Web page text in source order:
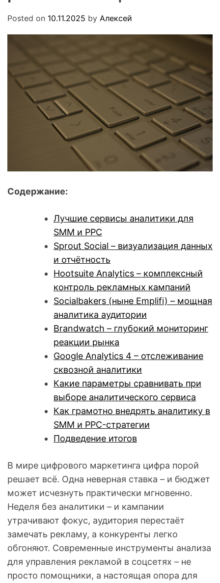
Posted on 10.11.2025 by Алексей
Содержание:
Лучшие сервисы аналитики для
SMM и PPC
Sprout Social – визуализация данных
и отчётность
Hootsuite Analytics – комплексный
контроль рекламных кампаний
Socialbakers (ныне Emplifi) – мощная
аналитика аудитории
Brandwatch – глубокий мониторинг
реакции рынка
Google Analytics 4 – отслеживание
сквозной аналитики
Какие параметры сравнивать при
выборе аналитического сервиса
Как грамотно внедрять аналитику в
SMM и PPC-стратегии
Подведение итогов
В мире цифрового маркетинга цифра порой
решает всё. Одна неверная ставка – и бюджет
может исчезнуть практически мгновенно.
Неделя без аналитики – и кампании
утрачивают фокус, аудитория перестаёт
замечать рекламу, а конкуренты легко
обгоняют. Современные инструменты анализа
для управления рекламой в соцсетях – не
просто помощники, а настоящая опора для